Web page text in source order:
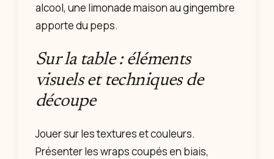
alcool, une limonade maison au gingembre
apporte du peps.
Sur la table : éléments
visuels et techniques de
découpe
Jouer sur les textures et couleurs.
Présenter les wraps coupés en biais,